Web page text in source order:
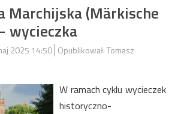
Marchijska (Märkische
wycieczka
2025 14:50 Opublikował: Tomasz
W ramach cyklu wycieczek
historyczno-